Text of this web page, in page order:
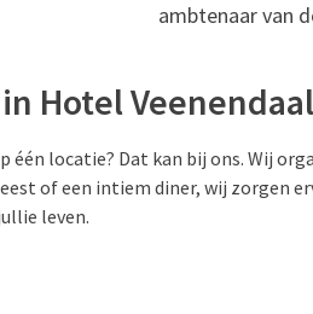
ambtenaar van
Hotel Veenendaal
één locatie? Dat kan bij ons. Wij
of een intiem diner, wij zorgen
leven.